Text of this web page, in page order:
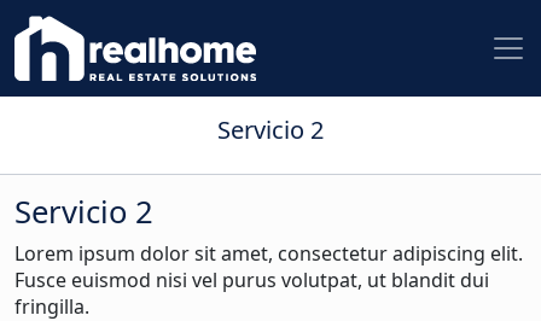
Servicio 2
Servicio 2
Lorem ipsum dolor sit amet, consectetur adipiscing elit.
Fusce euismod nisi vel purus volutpat, ut blandit dui
fringilla.